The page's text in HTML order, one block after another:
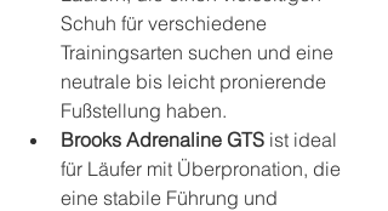
Schuh für verschiedene
Trainingsarten suchen und eine
neutrale bis leicht pronierende
Fußstellung haben.
Brooks Adrenaline GTS ist ideal
für Läufer mit Überpronation, die
eine stabile Führung und